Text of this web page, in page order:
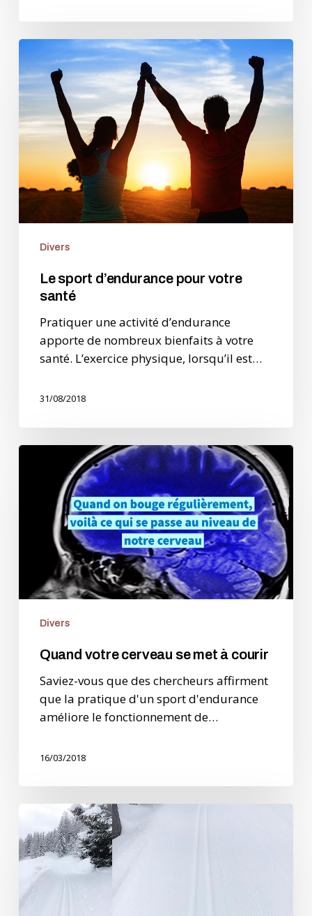
Le
sport
d’endurance
votre
santé
Divers
Le sport d’endurance pour votre
santé
Pratiquer une activité d’endurance
apporte de nombreux bienfaits à votre
santé. L’exercice physique, lorsqu’il est…
31/08/2018
Quand
cerveau
Divers
Quand votre cerveau se met à courir
Saviez-vous que des chercheurs affirment
que la pratique d'un sport d'endurance
améliore le fonctionnement de…
16/03/2018
ski
de
fond